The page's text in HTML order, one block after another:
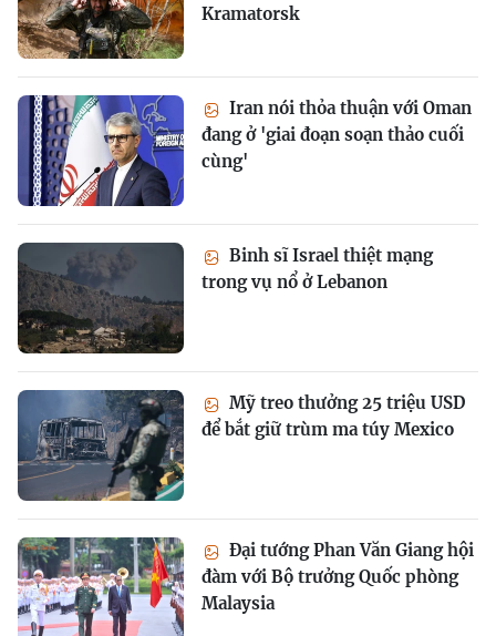
Kramatorsk
Iran nói thỏa thuận với Oman
đang ở 'giai đoạn soạn thảo cuối
cùng'
Binh sĩ Israel thiệt mạng
trong vụ nổ ở Lebanon
Mỹ treo thưởng 25 triệu USD
để bắt giữ trùm ma túy Mexico
Đại tướng Phan Văn Giang hội
đàm với Bộ trưởng Quốc phòng
Malaysia